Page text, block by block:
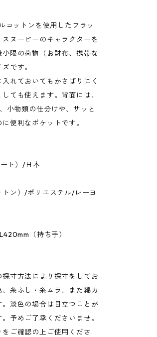
コットンを使用したフラッ
ヌーピーのキャラクターを
限の荷物（お財布、携帯な
です。
れておいてもかさばりにく
ても使えます。背面には、
小物類の仕分けや、サッと
便利なポケットです。
ト）/日本
ン）/ポリエステル/レーヨ
（持ち手）
寸方法により採寸をしてお
糸ふし・糸ムラ、また綿カ
淡色の場合は目立つことが
予めご了承くださいませ。
ご確認の上ご使用くださ